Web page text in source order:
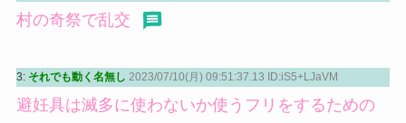
村の奇祭で乱交
3: それでも動く名無し 2023/07/10(月) 09:51:37.13 ID:iS5+LJaVM
避妊具は滅多に使わないか使うフリをするための